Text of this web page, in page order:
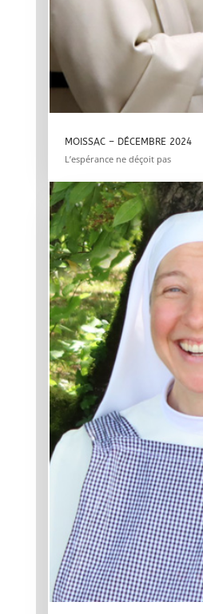
MOISSAC – DÉCEMBRE 2024
L’espérance ne déçoit pas